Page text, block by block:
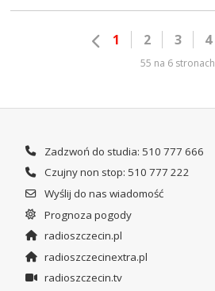
1 2 3 4
55 na 6 stronach
Zadzwoń do studia: 510 777 666
Czujny non stop: 510 777 222
Wyślij do nas wiadomość
Prognoza pogody
radioszczecin.pl
radioszczecinextra.pl
radioszczecin.tv